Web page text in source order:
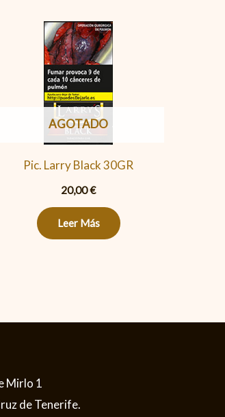
AGOTADO
Pic. Larry Black 30GR
20,00€
Leer Más
Mirlo 1
de Tenerife.